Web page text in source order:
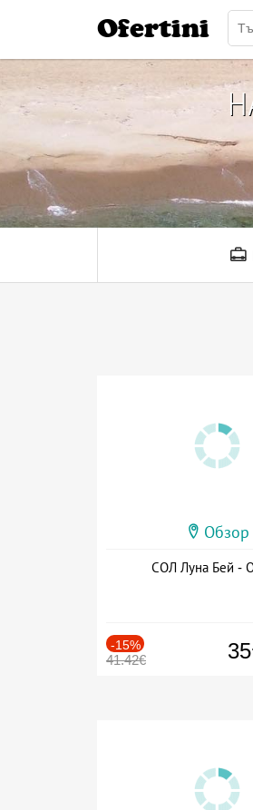
Ofertini
Обзор
СОЛ Луна Бей -
-15%
41.42€ 35